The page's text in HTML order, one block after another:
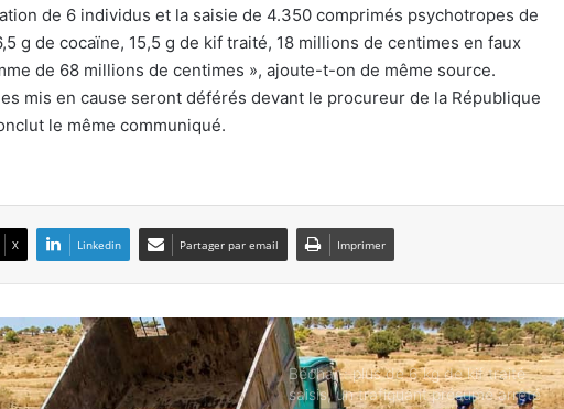
de 6 individus et la saisie de 4.350 comprimés psychotropes de
g de cocaïne, 15,5 g de kif traité, 18 millions de centimes en faux
de 68 millions de centimes », ajoute-t-on de même source.
mis en cause seront déférés devant le procureur de la République
le même communiqué.
X Linkedin Partager par email Imprimer
arrêtés
Sétif : quatre adolescents se noient
dans un bassin d’aquaculture
de victimes
Béchar : plus de 6 kg de kif traité
saisis, un trafiquant présumé arrêté